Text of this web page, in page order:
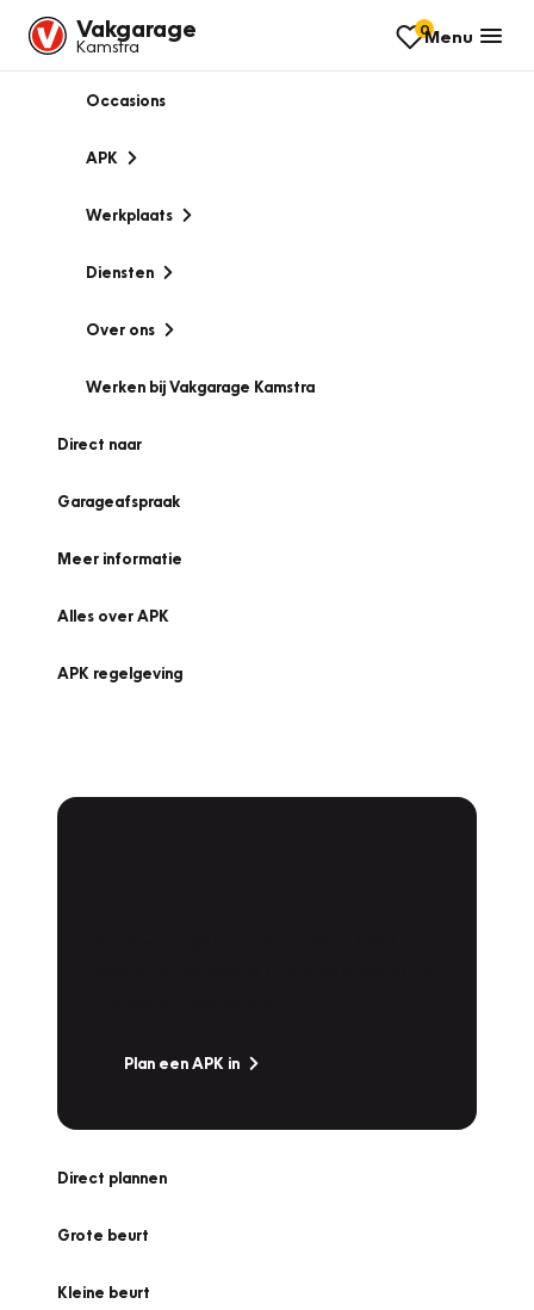
Vakgarage
Kamstra
0Menu
Occasions
APK
Werkplaats
Diensten
Over ons
Werken bij Vakgarage Kamstra
Direct naar
Garageafspraak
Meer informatie
Alles over APK
APK regelgeving
Plan een APK in
Direct plannen
Grote beurt
Kleine beurt